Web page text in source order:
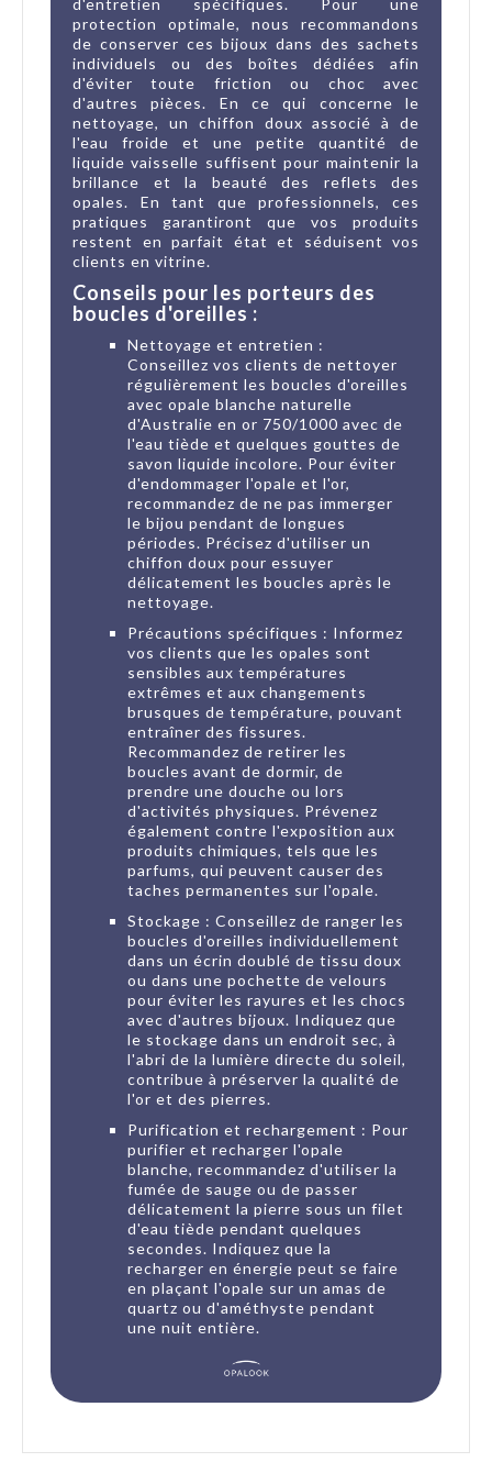
protection optimale, nous recommandons
de conserver ces bijoux dans des sachets
individuels ou des boîtes dédiées afin
d'éviter toute friction ou choc avec
d'autres pièces. En ce qui concerne le
nettoyage, un chiffon doux associé à de
l'eau froide et une petite quantité de
liquide vaisselle suffisent pour maintenir la
brillance et la beauté des reflets des
opales. En tant que professionnels, ces
pratiques garantiront que vos produits
restent en parfait état et séduisent vos
clients en vitrine.
Conseils pour les porteurs des
boucles d'oreilles :
Nettoyage et entretien :
Conseillez vos clients de nettoyer
régulièrement les boucles d'oreilles
avec opale blanche naturelle
d'Australie en or 750/1000 avec de
l'eau tiède et quelques gouttes de
savon liquide incolore. Pour éviter
d'endommager l'opale et l'or,
recommandez de ne pas immerger
le bijou pendant de longues
périodes. Précisez d'utiliser un
chiffon doux pour essuyer
délicatement les boucles après le
nettoyage.
Précautions spécifiques : Informez
vos clients que les opales sont
sensibles aux températures
extrêmes et aux changements
brusques de température, pouvant
entraîner des fissures.
Recommandez de retirer les
boucles avant de dormir, de
prendre une douche ou lors
d'activités physiques. Prévenez
également contre l'exposition aux
produits chimiques, tels que les
parfums, qui peuvent causer des
taches permanentes sur l'opale.
Stockage : Conseillez de ranger les
boucles d'oreilles individuellement
dans un écrin doublé de tissu doux
ou dans une pochette de velours
pour éviter les rayures et les chocs
avec d'autres bijoux. Indiquez que
le stockage dans un endroit sec, à
l'abri de la lumière directe du soleil,
contribue à préserver la qualité de
l'or et des pierres.
Purification et rechargement : Pour
purifier et recharger l'opale
blanche, recommandez d'utiliser la
fumée de sauge ou de passer
délicatement la pierre sous un filet
d'eau tiède pendant quelques
secondes. Indiquez que la
recharger en énergie peut se faire
en plaçant l'opale sur un amas de
quartz ou d'améthyste pendant
une nuit entière.